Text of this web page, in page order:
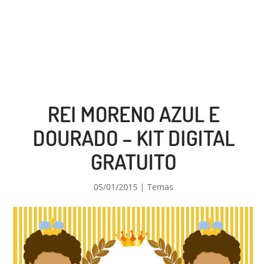
REI MORENO AZUL E
DOURADO – KIT DIGITAL
GRATUITO
05/01/2015 | Temas